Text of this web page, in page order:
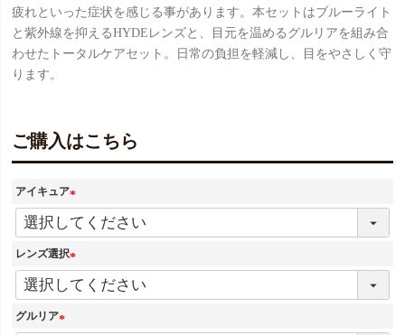
疲れといった症状を感じる事があります。本セットはブルーライト
と紫外線を抑えるHYDEレンズと、目元を温めるグルリアを組み合
わせたトータルケアセット。日常の負担を軽減し、目をやさしく守
ります。
ご購入はこちら
アイキュア
(
必
須
)
レンズ選択
(
必
)
グルリア